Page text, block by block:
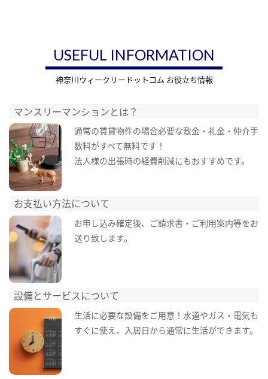
USEFUL INFORMATION
神奈川ウィークリードットコム お役立ち情報
マンスリーマンションとは？
通常の賃貸物件の場合必要な敷金・礼金・仲介手
数料がすべて無料です！
法人様の出張時の経費削減にもおすすめです。
お支払い方法について
お申し込み確定後、ご請求書・ご利用案内等をお
送り致します。
設備とサービスについて
生活に必要な設備をご用意！水道やガス・電気も
すぐに使え、入居日から通常に生活ができます。